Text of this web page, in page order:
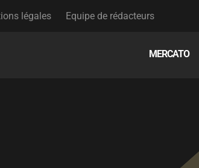
légales Equipe de rédacteurs
MERCATO